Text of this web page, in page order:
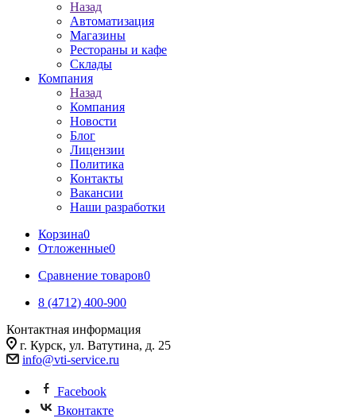
Назад
Автоматизация
Магазины
Рестораны и кафе
Склады
Компания
Назад
Компания
Новости
Блог
Лицензии
Политика
Контакты
Вакансии
Наши разработки
Корзина0
Отложенные0
Сравнение товаров0
8 (4712) 400-900
Контактная информация
г. Курск, ул. Ватутина, д. 25
info@vti-service.ru
Facebook
Вконтакте